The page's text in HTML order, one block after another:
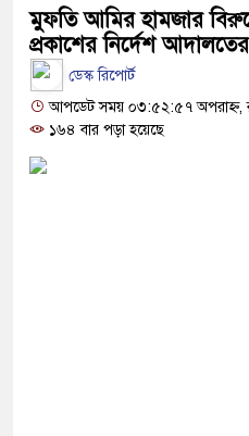
যৌন নিপীড়ন, জামায়াত কর্মীকে
তৃতীয় পক্ষের ভূমিকা দেখছেন
টাকাও বাড়ালে সরকার টিকতে
মুফতি আমির হামজার বিরুদ্ধে
প্রকাশের নির্দেশ আদালতের
ডেস্ক রিপোর্ট
আপডেট সময় ০৩:৫২:৫৭ অপরাহ্ন,
১৬৪ বার পড়া হয়েছে